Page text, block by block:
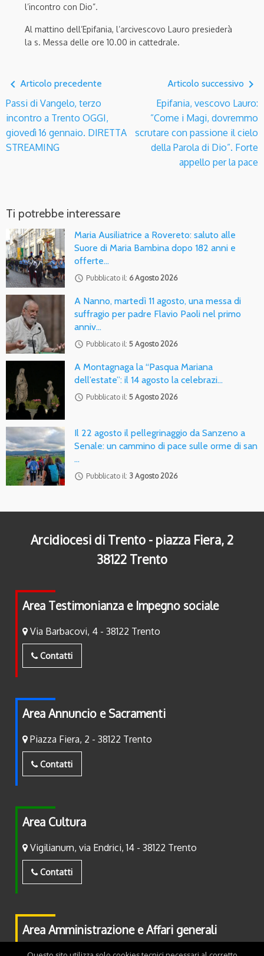
l’incontro con Dio”.
Al mattino dell’Epifania, l’arcivescovo Lauro presiederà
la s. Messa delle ore 10.00 in cattedrale.
navigate_before Articolo precedente
Passi di Vangelo, terzo
incontro a Trento OGGI,
giovedì 16 gennaio. DIRETTA
STREAMING
Articolo successivo navigate_next
Epifania, vescovo Lauro:
”Come i Magi, dovremmo
scrutare con passione il cielo
della Parola di Dio”. Forte
appello per la pace
Ti potrebbe interessare
Maria Ausiliatrice a Rovereto: saluto alle
Suore di Maria Bambina dopo 182 anni e
offerte…
access_time Pubblicato il: 6 Agosto 2026
A Nanno, martedì 11 agosto, una messa di
suffragio per padre Flavio Paoli nel primo
anniv…
access_time Pubblicato il: 5 Agosto 2026
A Montagnaga la “Pasqua Mariana
dell’estate”: il 14 agosto la celebrazi…
access_time Pubblicato il: 5 Agosto 2026
Il 22 agosto il pellegrinaggio da Sanzeno a
Senale: un cammino di pace sulle orme di san
…
access_time Pubblicato il: 3 Agosto 2026
Arcidiocesi di Trento - piazza Fiera, 2
38122 Trento
Area Testimonianza e Impegno sociale
Via Barbacovi, 4 - 38122 Trento
Contatti
Area Annuncio e Sacramenti
Piazza Fiera, 2 - 38122 Trento
Contatti
Area Cultura
Vigilianum, via Endrici, 14 - 38122 Trento
Contatti
Area Amministrazione e Affari generali